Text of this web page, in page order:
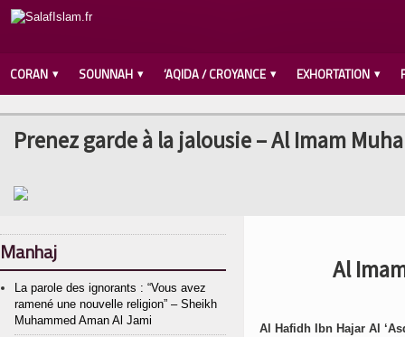
CORAN SOUNNAH ‘AQIDA / CROYANCE EXHORTATION
Prenez garde à la jalousie – Al Imam
Al
Al Hafidh Ibn Hajar Al
Manhaj
La parole des ignorants : “Vous avez
ramené une nouvelle religion” – Sheikh
Muhammed Aman Al Jami